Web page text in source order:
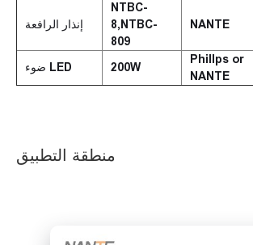
إنذار الرافعة
NTBC-
8,NTBC-
809
NANTE
ضوء LED
200W
Phillps or
NANTE
منطقة التطبيق